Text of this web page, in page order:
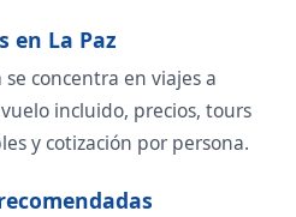
en La Paz
concentra en viajes a
incluido, precios, tours
y cotización por persona.